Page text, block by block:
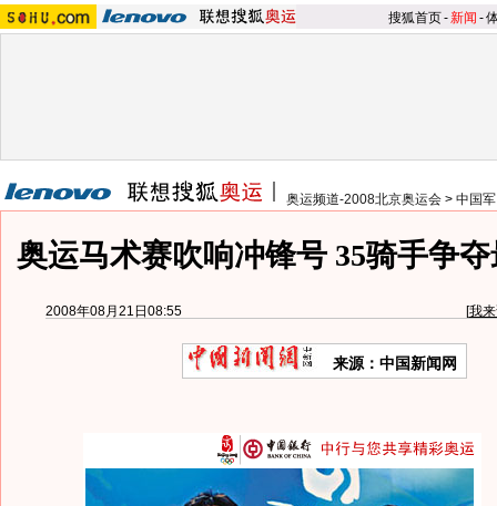
搜狐首页-新闻 -
奥运频道-2008北京奥运会 > 中国
奥运马术赛吹响冲锋号 35骑手争
2008年08月21日08:55 [我
来源：中国新闻网